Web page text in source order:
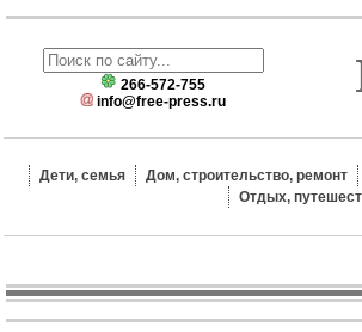
266-572-755
info@free-press.ru
Дети, семья Дом, строительство, ремонт
Отдых,